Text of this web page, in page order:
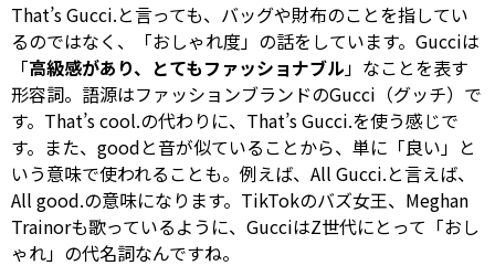
That’s Gucci.と言っても、バッグや財布のことを指してい
るのではなく、「おしゃれ度」の話をしています。Gucciは
「高級感があり、とてもファッショナブル」なことを表す
形容詞。語源はファッションブランドのGucci（グッチ）で
す。That’s cool.の代わりに、That’s Gucci.を使う感じで
す。また、goodと音が似ていることから、単に「良い」と
いう意味で使われることも。例えば、All Gucci.と言えば、
All good.の意味になります。TikTokのバズ女王、Meghan
Trainorも歌っているように、GucciはZ世代にとって「おし
ゃれ」の代名詞なんですね。